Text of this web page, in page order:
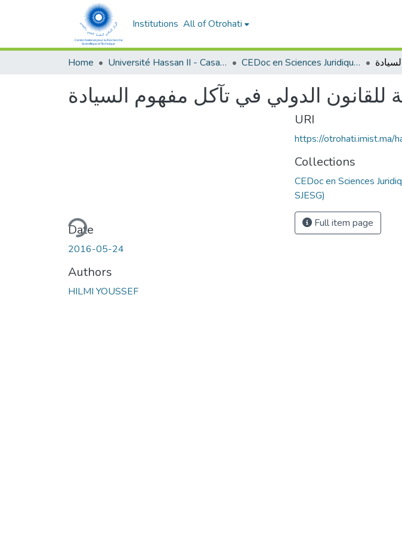
Institutions All of Otrohati
Home Université Hassan II - Casablanca CEDoc en Sciences Juridiques, Economiques, Sociales et de Gestion (CED - SJESG)
للقانون الدولي في تآكل مفهوم السيادة
Loading...
Date
2016-05-24
Authors
HILMI YOUSSEF
URI
https://
Collections
CEDoc en Sciences
SJESG)
Full item page